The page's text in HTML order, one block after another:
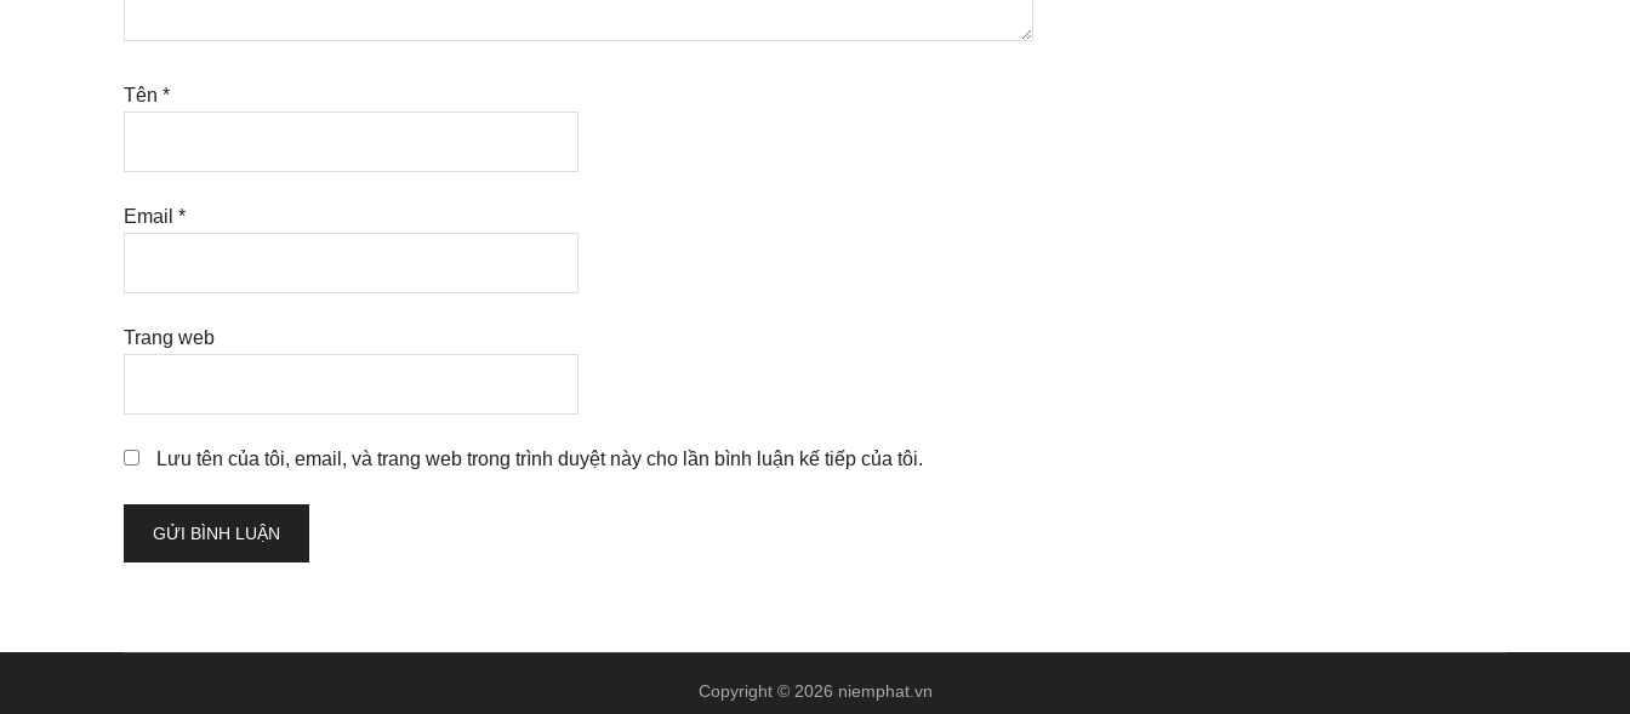
Tên *
Email *
Trang web
Lưu tên của tôi, email, và trang web trong trình duyệt này cho lần bình luận kế tiếp của tôi.
Copyright © 2026 niemphat.vn